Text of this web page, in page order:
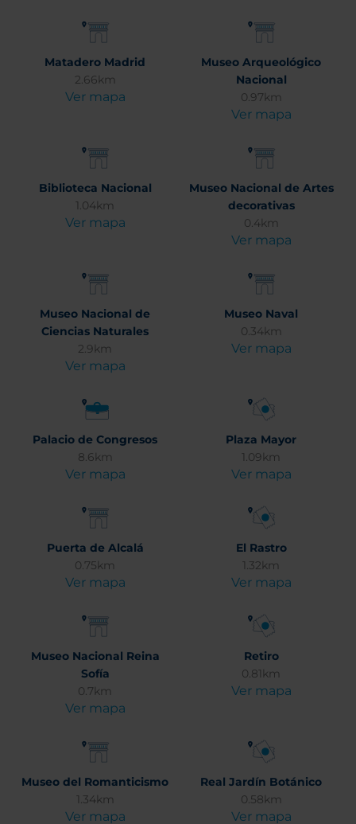
Matadero Madrid
2.66km
Ver mapa
Museo Arqueológico
Nacional
0.97km
Ver mapa
Biblioteca Nacional
1.04km
Ver mapa
Museo Nacional de Artes
decorativas
0.4km
Ver mapa
Museo Nacional de
Ciencias Naturales
2.9km
Ver mapa
Museo Naval
0.34km
Ver mapa
Palacio de Congresos
8.6km
Ver mapa
Plaza Mayor
1.09km
Ver mapa
Puerta de Alcalá
0.75km
Ver mapa
El Rastro
1.32km
Ver mapa
Museo Nacional Reina
Sofía
0.7km
Ver mapa
Retiro
0.81km
Ver mapa
Museo del Romanticismo
1.34km
Ver mapa
Real Jardín Botánico
0.58km
Ver mapa